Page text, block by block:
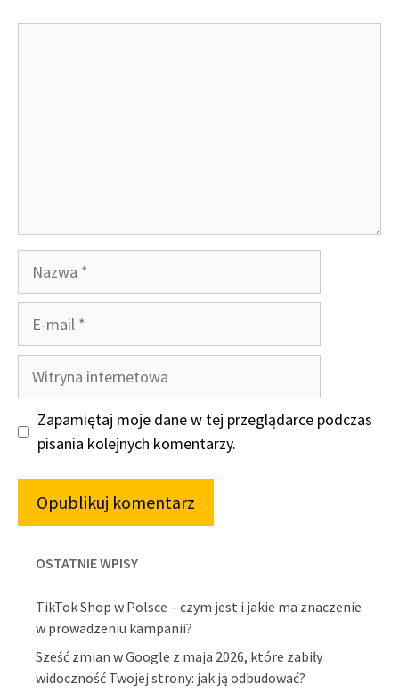
Witryna
internetowa
Zapamiętaj moje dane w tej przeglądarce podczas
pisania kolejnych komentarzy.
OSTATNIE WPISY
TikTok Shop w Polsce – czym jest i jakie ma znaczenie
w prowadzeniu kampanii?
Sześć zmian w Google z maja 2026, które zabiły
widoczność Twojej strony: jak ją odbudować?